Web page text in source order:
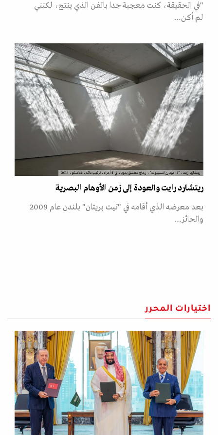
"في الحقيقة، كنت معجبة جدا بالفن الذي ينتج، لكنني
لم أكن…
ريتشارد رايت، "ذا مودرن إنستيتيوت"، زجاج معشق يدويا، في 4 أجزاء، تركيب دائم، غلاسكو، 2014
ريتشارد رايت والعودة إلى زمن الأوهام البصرية
بعد معرضه الذي أقامه في "تيت بريتان" بلندن عام 2009
والحائز…
اختيارات المحرر